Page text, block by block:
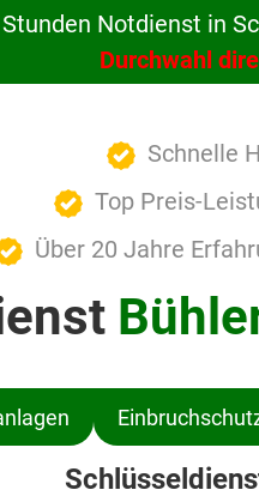
Notdienst in
Durchwahl
Schnelle
Top Preis-
Über 20 Jahre